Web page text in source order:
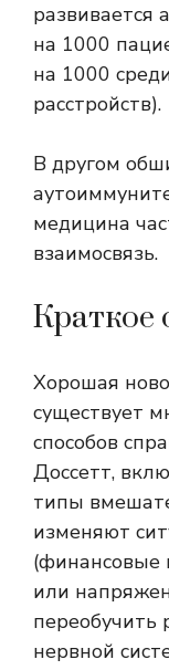
развивается
на 1000
на 1000
расстройств).
В другом
медицина
взаимосвязь.
Краткое
Хорошая
существует
способов
Доссетт,
типы
изменяют
(финансовые
или
переобучить
нервной